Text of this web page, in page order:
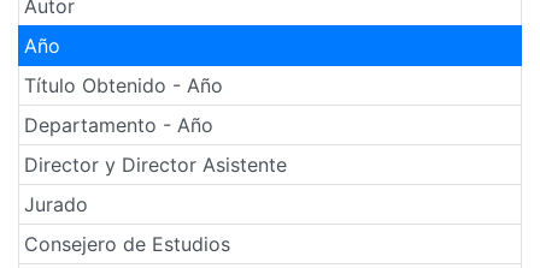
Autor
Año
Título Obtenido - Año
Departamento - Año
Director y Director Asistente
Jurado
Consejero de Estudios